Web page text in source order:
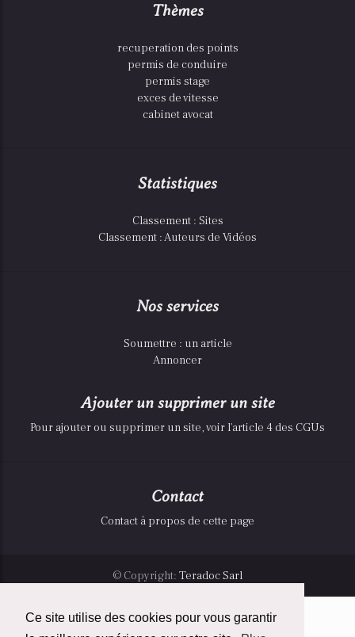
Ce site utilise des cookies pour vous garantir
Thèmes
recuperation des points
permis de conduire
permis stage
exces de vitesse
cabinet avocat
Statistiques
Classement : Sites
Classement : Auteurs de Vidéos
Nos services
Soumettre : un article
Annoncer
Ajouter un supprimer un site
Pour ajouter ou supprimer un site, voir l'article 4 des CGUs
Contact
Contact à propos de cette page
© Copyright: Teradoc Sarl